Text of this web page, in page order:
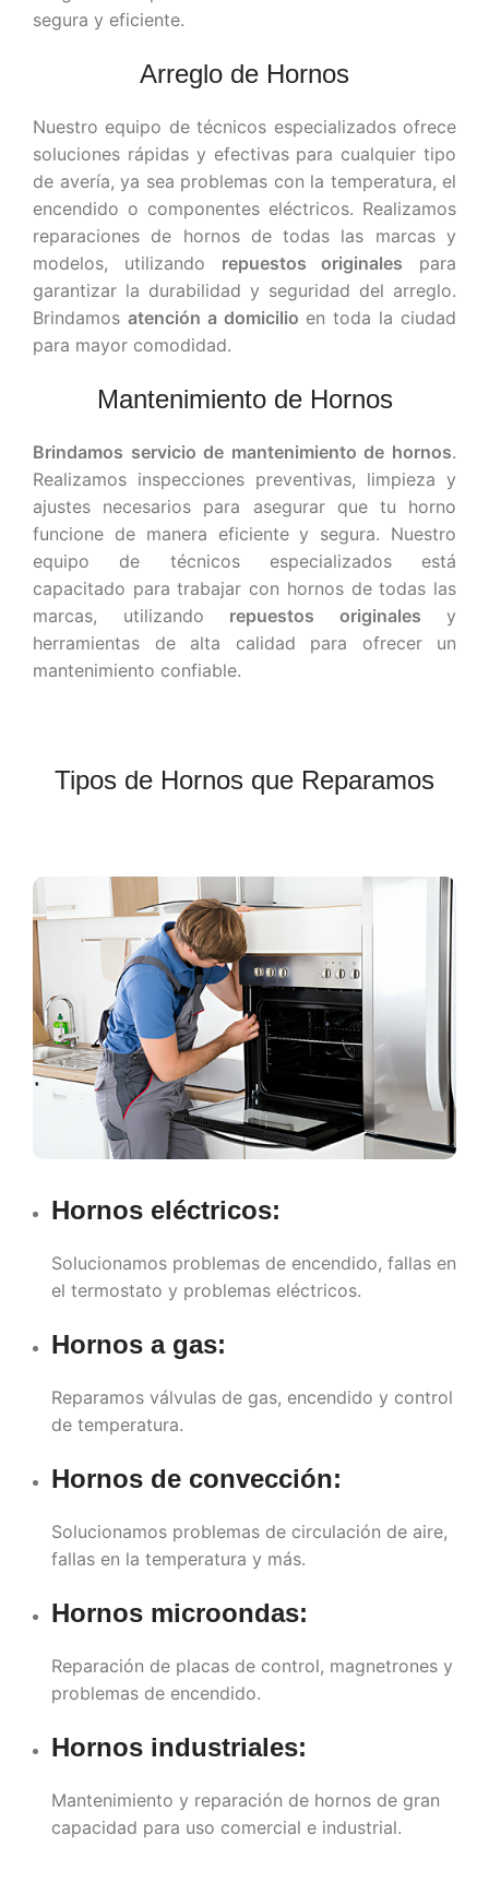
segura y eficiente.
Arreglo de Hornos
Nuestro equipo de técnicos especializados ofrece
soluciones rápidas y efectivas para cualquier tipo
de avería, ya sea problemas con la temperatura, el
encendido o componentes eléctricos. Realizamos
reparaciones de hornos de todas las marcas y
modelos, utilizando repuestos originales para
garantizar la durabilidad y seguridad del arreglo.
Brindamos atención a domicilio en toda la ciudad
para mayor comodidad.
Mantenimiento de Hornos
Brindamos servicio de mantenimiento de hornos.
Realizamos inspecciones preventivas, limpieza y
ajustes necesarios para asegurar que tu horno
funcione de manera eficiente y segura. Nuestro
equipo de técnicos especializados está
capacitado para trabajar con hornos de todas las
marcas, utilizando repuestos originales y
herramientas de alta calidad para ofrecer un
mantenimiento confiable.
Tipos de Hornos que Reparamos
Hornos eléctricos:
Solucionamos problemas de encendido, fallas en
el termostato y problemas eléctricos.
Hornos a gas:
Reparamos válvulas de gas, encendido y control
de temperatura.
Hornos de convección:
Solucionamos problemas de circulación de aire,
fallas en la temperatura y más.
Hornos microondas:
Reparación de placas de control, magnetrones y
problemas de encendido.
Hornos industriales:
Mantenimiento y reparación de hornos de gran
capacidad para uso comercial e industrial.